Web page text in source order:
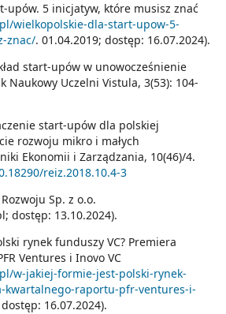
upów. 5 inicjatyw, które musisz znać
wielkopolskie-dla-start-upow-5-
znac/. 01.04.2019; dostęp: 16.07.2024).
start-upów w unowocześnienie
Naukowy Uczelni Vistula, 3(53): 104-
start-upów dla polskiej
rozwoju mikro i małych
Ekonomii i Zarządzania, 10(46)/4.
reiz.2018.10.4-3
Sp. z o.o.
dostęp: 13.10.2024).
rynek funduszy VC? Premiera
Ventures i Inovo VC
w-jakiej-formie-jest-polski-rynek-
kwartalnego-raportu-pfr-ventures-i-
16.07.2024).